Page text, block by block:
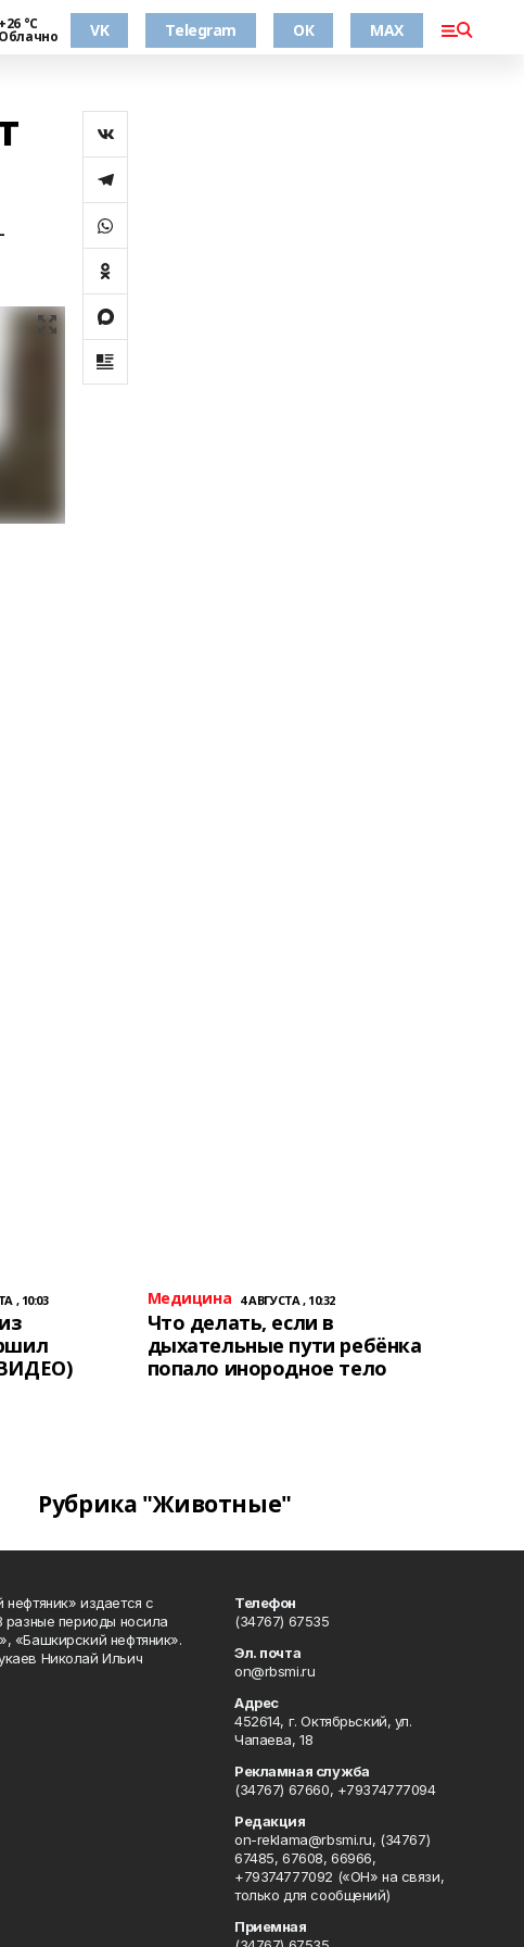
+26 °С
Облачно VK Telegram ОК MAX
, 10:03 Медицина 4 АВГУСТА , 10:32
Что делать, если в
дыхательные пути ребёнка
попало инородное тело
Рубрика "Животные"
нефтяник» издается с
разные периоды носила
«Башкирский нефтяник».
Николай Ильич
Телефон
(34767) 67535
Эл. почта
on@rbsmi.ru
Адрес
452614, г. Октябрьский, ул.
Чапаева, 18
Рекламная служба
(34767) 67660, +79374777094
Редакция
on-reklama@rbsmi.ru, (34767)
67485, 67608, 66966,
+79374777092 («ОН» на связи,
только для сообщений)
Приемная